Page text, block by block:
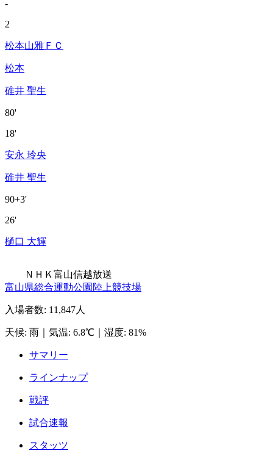
-
2
松本山雅ＦＣ
松本
碓井 聖生
80'
18'
安永 玲央
碓井 聖生
90+3'
26'
樋口 大輝
ＮＨＫ富山信越放送
富山県総合運動公園陸上競技場
入場者数: 11,847人
天候: 雨 気温: 6.8℃ 湿度: 81%
サマリー
ラインナップ
戦評
試合速報
スタッツ